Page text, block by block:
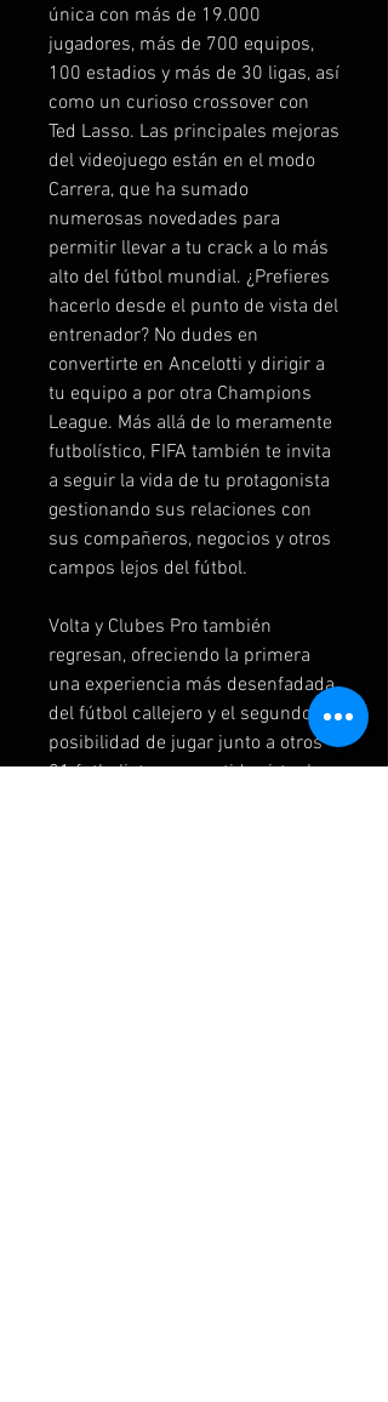
única con más de 19.000
jugadores, más de 700 equipos,
100 estadios y más de 30 ligas, así
como un curioso crossover con
Ted Lasso. Las principales mejoras
del videojuego están en el modo
Carrera, que ha sumado
numerosas novedades para
permitir llevar a tu crack a lo más
alto del fútbol mundial. ¿Prefieres
hacerlo desde el punto de vista del
entrenador? No dudes en
convertirte en Ancelotti y dirigir a
tu equipo a por otra Champions
League. Más allá de lo meramente
futbolístico, FIFA también te invita
a seguir la vida de tu protagonista
gestionando sus relaciones con
sus compañeros, negocios y otros
campos lejos del fútbol.
Volta y Clubes Pro también
regresan, ofreciendo la primera
una experiencia más desenfadada
del fútbol callejero y el segundo la
posibilidad de jugar junto a otros
21 futbolistas un partido virtual.